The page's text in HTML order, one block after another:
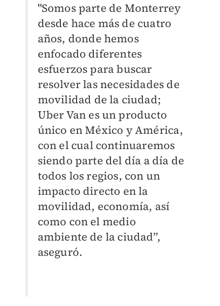
"Somos parte de Monterrey
desde hace más de cuatro
años, donde hemos
enfocado diferentes
esfuerzos para buscar
resolver las necesidades de
movilidad de la ciudad;
Uber Van es un producto
único en México y América,
con el cual continuaremos
siendo parte del día a día de
todos los regios, con un
impacto directo en la
movilidad, economía, así
como con el medio
ambiente de la ciudad”,
aseguró.